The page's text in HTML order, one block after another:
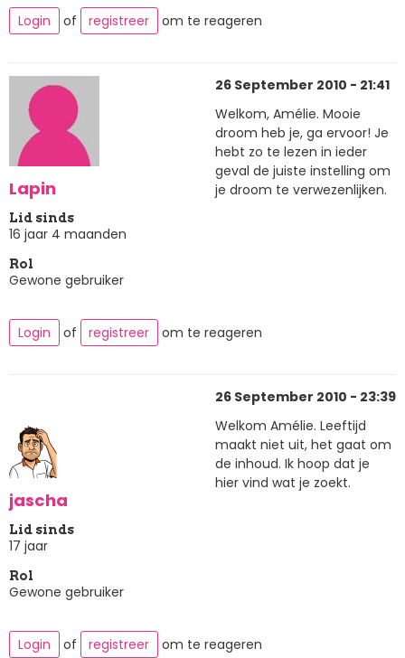
Login of registreer om te reageren
Lapin
Lid sinds
16 jaar 4 maanden
Rol
Gewone gebruiker
26 September 2010 - 21:41
Welkom, Amélie. Mooie
droom heb je, ga ervoor! Je
hebt zo te lezen in ieder
geval de juiste instelling om
je droom te verwezenlijken.
Login of registreer om te reageren
jascha
Lid sinds
17 jaar
Rol
Gewone gebruiker
26 September 2010 - 23:39
Welkom Amélie. Leeftijd
maakt niet uit, het gaat om
de inhoud. Ik hoop dat je
hier vind wat je zoekt.
Login of registreer om te reageren